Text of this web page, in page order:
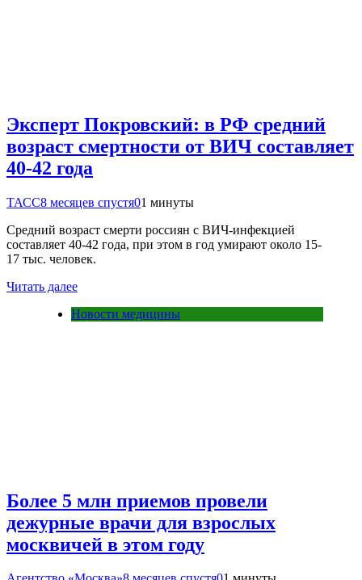
Эксперт Покровский: в РФ средний
возраст смертности от ВИЧ составляет
40-42 года
ТАСС8 месяцев спустя01 минуты
Средний возраст смерти россиян с ВИЧ-инфекцией
составляет 40-42 года, при этом в год умирают около 15-
17 тыс. человек.
Читать далее
Новости медицины
Более 5 млн приемов провели
дежурные врачи для взрослых
москвичей в этом году